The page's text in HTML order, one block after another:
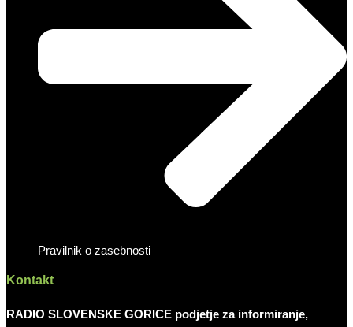
Pravilnik o zasebnosti
Kontakt
RADIO SLOVENSKE GORICE podjetje za informiranje,